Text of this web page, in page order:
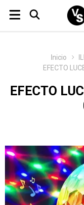
Inicio
EFECTO
EFECTO